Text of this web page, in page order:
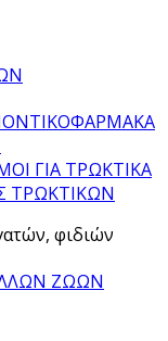
ΓΙΑ ΤΡΩΚΤΙΚΑ
ΤΡΩΚΤΙΚΩΝ
ΖΩΩΝ